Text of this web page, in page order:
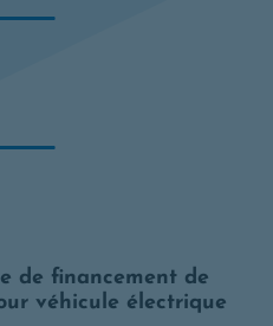
de financement de
véhicule électrique